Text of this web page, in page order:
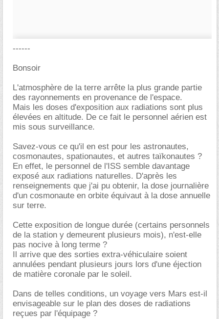
------
Bonsoir
L'atmosphère de la terre arrête la plus grande partie
des rayonnements en provenance de l'espace.
Mais les doses d'exposition aux radiations sont plus
élevées en altitude. De ce fait le personnel aérien est
mis sous surveillance.
Savez-vous ce qu'il en est pour les astronautes,
cosmonautes, spationautes, et autres taïkonautes ?
En effet, le personnel de l'ISS semble davantage
exposé aux radiations naturelles. D'après les
renseignements que j'ai pu obtenir, la dose journalière
d'un cosmonaute en orbite équivaut à la dose annuelle
sur terre.
Cette exposition de longue durée (certains personnels
de la station y demeurent plusieurs mois), n'est-elle
pas nocive à long terme ?
Il arrive que des sorties extra-véhiculaire soient
annulées pendant plusieurs jours lors d'une éjection
de matière coronale par le soleil.
Dans de telles conditions, un voyage vers Mars est-il
envisageable sur le plan des doses de radiations
reçues par l'équipage ?